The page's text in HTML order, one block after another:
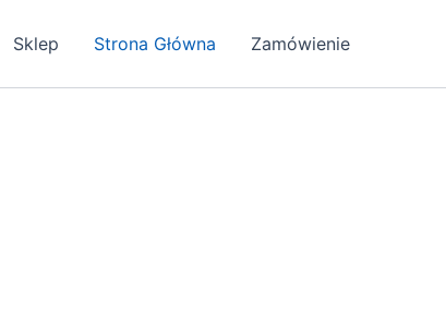
Sklep Strona Główna Zamówienie